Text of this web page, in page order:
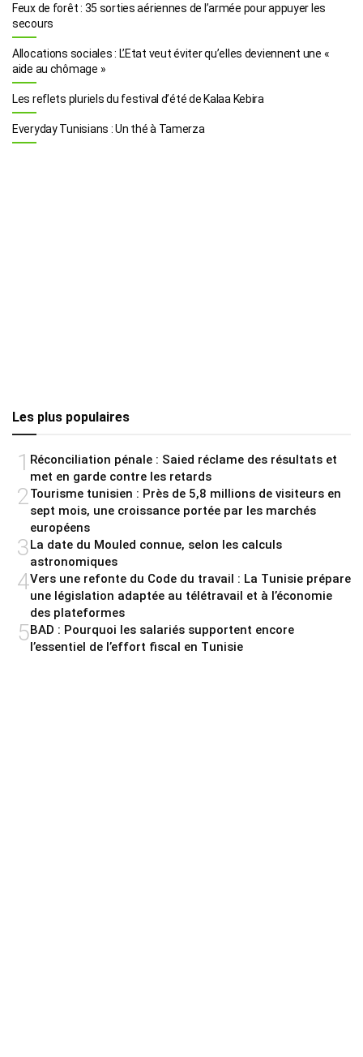
Feux de forêt : 35 sorties aériennes de l’armée pour appuyer les
secours
Allocations sociales : L’Etat veut éviter qu’elles deviennent une «
aide au chômage »
Les reflets pluriels du festival d’été de Kalaa Kebira
Everyday Tunisians : Un thé à Tamerza
Les plus populaires
1 Réconciliation pénale : Saied réclame des résultats et
met en garde contre les retards
2 Tourisme tunisien : Près de 5,8 millions de visiteurs en
sept mois, une croissance portée par les marchés
européens
3La date du Mouled connue, selon les calculs
astronomiques
4Vers une refonte du Code du travail : La Tunisie prépare
une législation adaptée au télétravail et à l’économie
des plateformes
5BAD : Pourquoi les salariés supportent encore
l’essentiel de l’effort fiscal en Tunisie